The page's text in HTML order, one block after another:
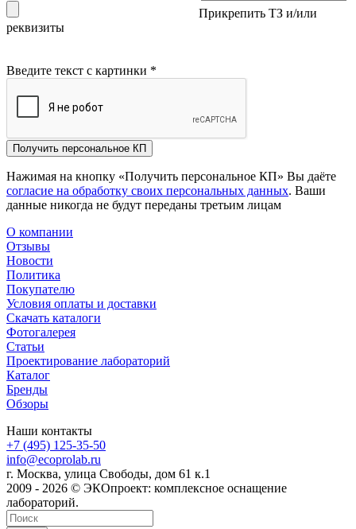
Прикрепить ТЗ и/или
реквизиты
Введите текст с картинки *
Получить персональное КП
Нажимая на кнопку «Получить персональное КП» Вы даёте
согласие на обработку своих персональных данных. Ваши
данные никогда не будут переданы третьим лицам
О компании
Отзывы
Новости
Политика
Покупателю
Условия оплаты и доставки
Скачать каталоги
Фотогалерея
Статьи
Проектирование лабораторий
Каталог
Бренды
Обзоры
Наши контакты
+7 (495) 125-35-50
info@ecoprolab.ru
г. Москва, улица Свободы, дом 61 к.1
2009 - 2026 © ЭКОпроект: комплексное оснащение
лабораторий.